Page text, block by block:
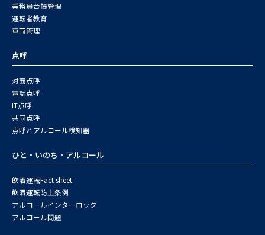
乗務員台帳管理
運転者教育
車両管理
点呼
対面点呼
電話点呼
IT点呼
共同点呼
点呼とアルコール検知器
ひと・いのち・アルコール
飲酒運転Fact sheet
飲酒運転防止条例
アルコールインターロック
アルコール問題